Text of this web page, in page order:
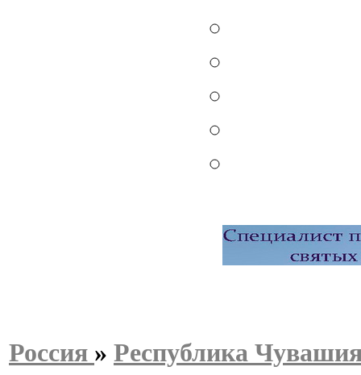
Россия » Республика